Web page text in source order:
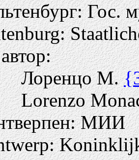
Гос.
автор:
Лоренцо М.
Lorenzo
МИИ